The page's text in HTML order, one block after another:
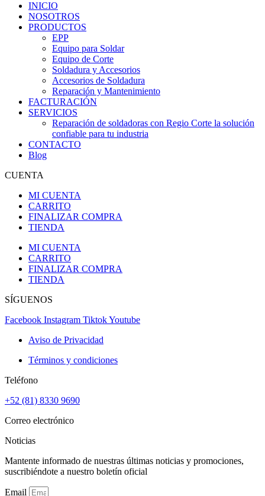
INICIO
NOSOTROS
PRODUCTOS
EPP
Equipo para Soldar
Equipo de Corte
Soldadura y Accesorios
Accesorios de Soldadura
Reparación y Mantenimiento
FACTURACIÓN
SERVICIOS
Reparación de soldadoras con Regio Corte la solución
confiable para tu industria
CONTACTO
Blog
CUENTA
MI CUENTA
CARRITO
FINALIZAR COMPRA
TIENDA
MI CUENTA
CARRITO
FINALIZAR COMPRA
TIENDA
SÍGUENOS
Facebook Instagram TiktokYoutube
Aviso de Privacidad
Términos y condiciones
Teléfono
+52 (81) 8330 9690
Correo electrónico
Noticias
Mantente informado de nuestras últimas noticias y promociones,
suscribiéndote a nuestro boletín oficial
Email